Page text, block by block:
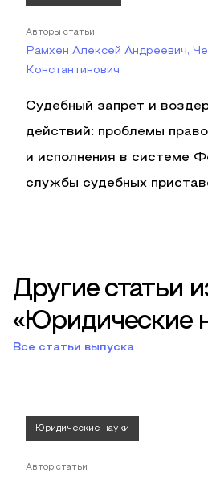
Авторы статьи
Рамхен Алексей Андреевич,
Константинович
Судебный запрет и
действий: проблемы
и исполнения в системе
службы судебных
Другие статьи
«Юридические
Все статьи выпуска
Юридические науки
Автор статьи